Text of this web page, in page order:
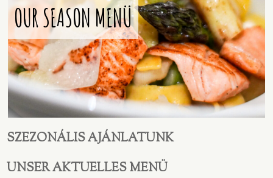
OUR SEASON MENÜ
SZEZONÁLIS AJÁNLATUNK
UNSER AKTUELLES MENÜ